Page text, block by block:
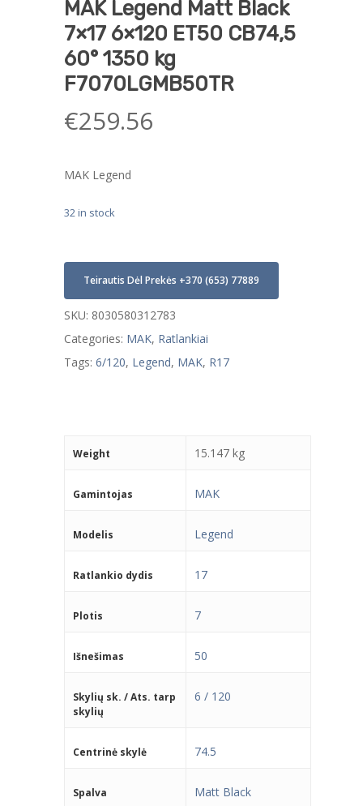
MAK Legend Matt Black
7×17 6×120 ET50 CB74,5
60° 1350 kg
F7070LGMB50TR
€259.56
MAK Legend
32 in stock
Teirautis Dėl Prekės +370 (653) 77889
SKU: 8030580312783
Categories: MAK, Ratlankiai
Tags: 6/120, Legend, MAK, R17
Weight 15.147 kg
Gamintojas MAK
Modelis Legend
Ratlankio dydis 17
Plotis 7
Išnešimas 50
Skylių sk. / Ats. tarp
skylių
6 / 120
Centrinė skylė 74.5
Spalva Matt Black